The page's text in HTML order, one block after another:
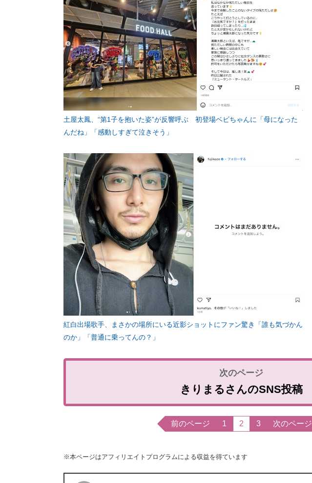
土屋太鳳、“第1子を抱いた姿”が反響呼ぶ 初登場ベビちゃんに「母になった
んだね」「感動しすぎて泣きそう」
紅白出場歌手、まさかの場所にいる近影ショットにファン驚き「誰も気づかん
のか」「普通に乗ってんの？」
きりまるさんのSNS投稿
前のページ 1 2 3 次のページ
※本ページはアフィリエイトプログラムによる収益を得ています